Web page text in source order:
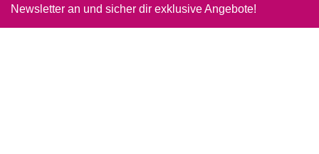
Newsletter an und sicher dir exklusive Angebote!